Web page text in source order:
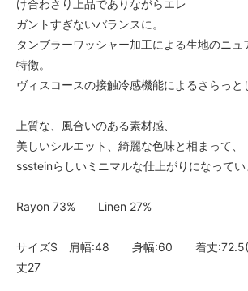
け合わさり上品でありながらエレ
ガントすぎないバランスに。
タンブラーワッシャー加工による生地のニ
特徴。
ヴィスコースの接触冷感機能によるさらっと
上質な、風合いのある素材感、
美しいシルエット、綺麗な色味と相まって、
sssteinらしいミニマルな仕上がりになってい
Rayon 73% Linen 27%
サイズS 肩幅:48 身幅:60 着丈
丈27